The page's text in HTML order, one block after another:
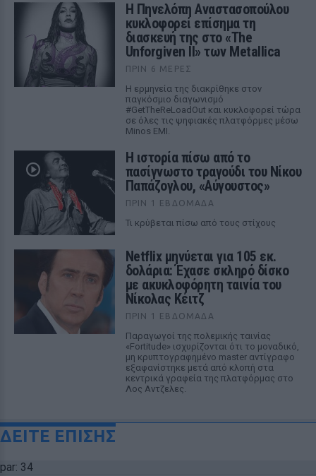
Η Πηνελόπη Αναστασοπούλου
κυκλοφορεί επίσημα τη
διασκευή της στο «The
Unforgiven II» των Metallica
ΠΡΙΝ 6 ΜΈΡΕΣ
Η ερμηνεία της διακρίθηκε στον
παγκόσμιο διαγωνισμό
#GetTheReLoadOut και κυκλοφορεί τώρα
σε όλες τις ψηφιακές πλατφόρμες μέσω
Minos EMI.
Η ιστορία πίσω από το
πασίγνωστο τραγούδι του Νίκου
Παπάζογλου, «Αύγουστος»
ΠΡΙΝ 1 ΕΒΔΟΜΆΔΑ
Τι κρύβεται πίσω από τους στίχους
Netflix μηνύεται για 105 εκ.
δολάρια: Έχασε σκληρό δίσκο
με ακυκλοφόρητη ταινία του
Νίκολας Κέιτζ
ΠΡΙΝ 1 ΕΒΔΟΜΆΔΑ
Παραγωγοί της πολεμικής ταινίας
«Fortitude» ισχυρίζονται ότι το μοναδικό,
μη κρυπτογραφημένο master αντίγραφο
εξαφανίστηκε μετά από κλοπή στα
κεντρικά γραφεία της πλατφόρμας στο
Λος Αντζελες.
ΔΕΙΤΕ ΕΠΙΣΗΣ
par: 34